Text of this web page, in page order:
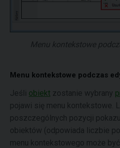
Menu kontekstowe
Menu kontekstowe podczas
Jeśli obiekt zostanie wybrany
pojawi się menu kontekstowe.
poszczególnych pozycji
obiektów (odpowiada liczbie
menu kontekstowego może